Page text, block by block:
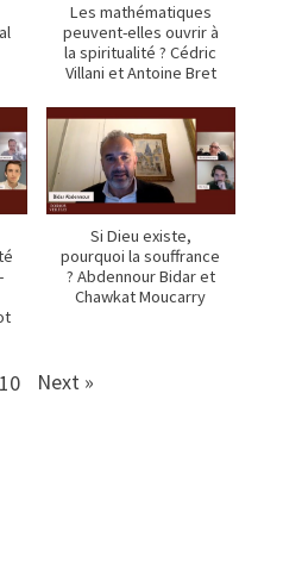
Les mathématiques
peuvent-elles ouvrir à
la spiritualité ? Cédric
Villani et Antoine Bret
Si Dieu existe,
pourquoi la souffrance
? Abdennour Bidar et
Chawkat Moucarry
10 Next »